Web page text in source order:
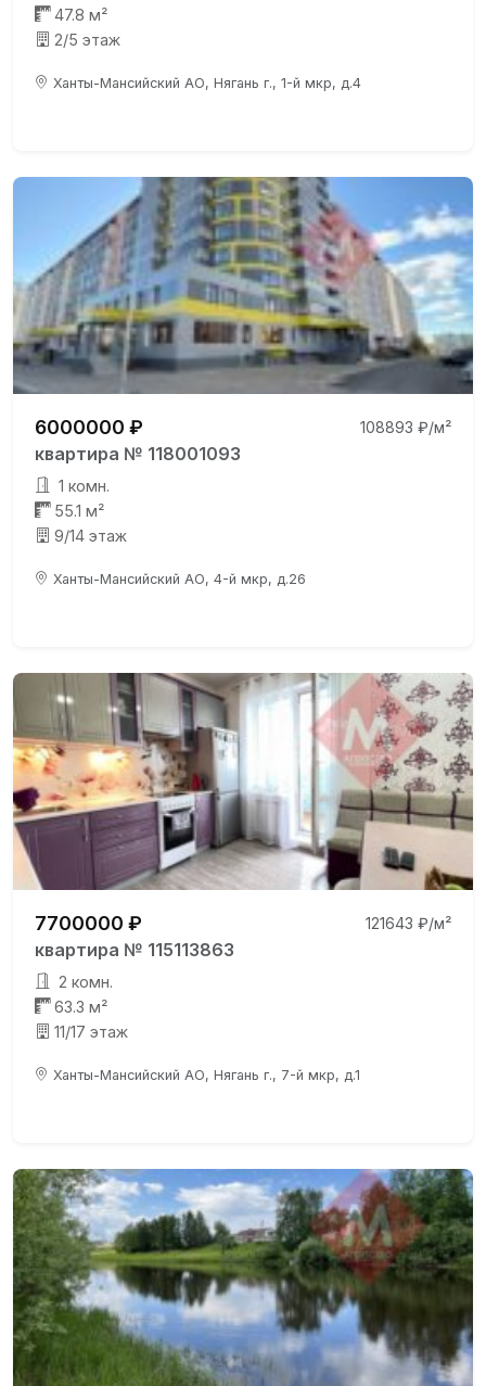
47.8 м²
2/5 этаж
Ханты-Мансийский АО, Нягань г., 1-й мкр, д.4
6000000 ₽ 108893 ₽/м²
квартира № 118001093
1 комн.
55.1 м²
9/14 этаж
Ханты-Мансийский АО, 4-й мкр, д.26
7700000 ₽ 121643 ₽/м²
квартира № 115113863
2 комн.
63.3 м²
11/17 этаж
Ханты-Мансийский АО, Нягань г., 7-й мкр, д.1